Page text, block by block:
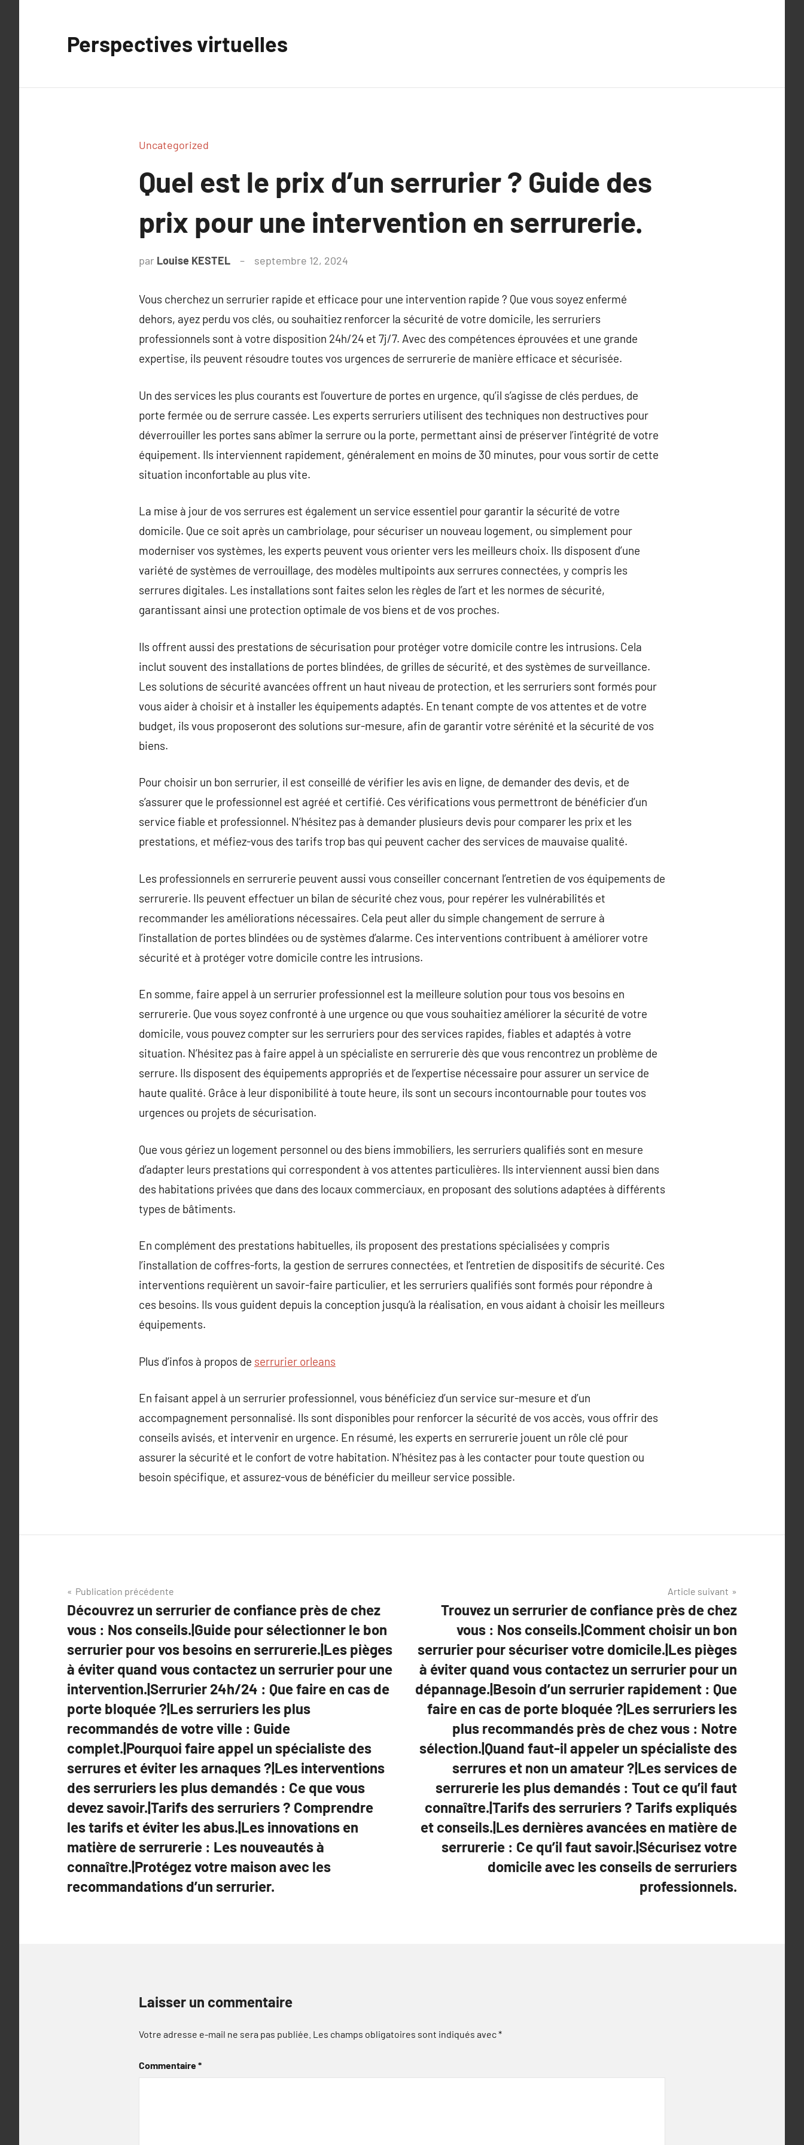
Perspectives virtuelles
Uncategorized
Quel est le prix d’un serrurier ? Guide des
prix pour une intervention en serrurerie.
par Louise KESTEL septembre 12, 2024
Vous cherchez un serrurier rapide et efficace pour une intervention rapide ? Que vous soyez enfermé
dehors, ayez perdu vos clés, ou souhaitiez renforcer la sécurité de votre domicile, les serruriers
professionnels sont à votre disposition 24h/24 et 7j/7. Avec des compétences éprouvées et une grande
expertise, ils peuvent résoudre toutes vos urgences de serrurerie de manière efficace et sécurisée.
Un des services les plus courants est l’ouverture de portes en urgence, qu’il s’agisse de clés perdues, de
porte fermée ou de serrure cassée. Les experts serruriers utilisent des techniques non destructives pour
déverrouiller les portes sans abîmer la serrure ou la porte, permettant ainsi de préserver l’intégrité de votre
équipement. Ils interviennent rapidement, généralement en moins de 30 minutes, pour vous sortir de cette
situation inconfortable au plus vite.
La mise à jour de vos serrures est également un service essentiel pour garantir la sécurité de votre
domicile. Que ce soit après un cambriolage, pour sécuriser un nouveau logement, ou simplement pour
moderniser vos systèmes, les experts peuvent vous orienter vers les meilleurs choix. Ils disposent d’une
variété de systèmes de verrouillage, des modèles multipoints aux serrures connectées, y compris les
serrures digitales. Les installations sont faites selon les règles de l’art et les normes de sécurité,
garantissant ainsi une protection optimale de vos biens et de vos proches.
Ils offrent aussi des prestations de sécurisation pour protéger votre domicile contre les intrusions. Cela
inclut souvent des installations de portes blindées, de grilles de sécurité, et des systèmes de surveillance.
Les solutions de sécurité avancées offrent un haut niveau de protection, et les serruriers sont formés pour
vous aider à choisir et à installer les équipements adaptés. En tenant compte de vos attentes et de votre
budget, ils vous proposeront des solutions sur-mesure, afin de garantir votre sérénité et la sécurité de vos
biens.
Pour choisir un bon serrurier, il est conseillé de vérifier les avis en ligne, de demander des devis, et de
s’assurer que le professionnel est agréé et certifié. Ces vérifications vous permettront de bénéficier d’un
service fiable et professionnel. N’hésitez pas à demander plusieurs devis pour comparer les prix et les
prestations, et méfiez-vous des tarifs trop bas qui peuvent cacher des services de mauvaise qualité.
Les professionnels en serrurerie peuvent aussi vous conseiller concernant l’entretien de vos équipements de
serrurerie. Ils peuvent effectuer un bilan de sécurité chez vous, pour repérer les vulnérabilités et
recommander les améliorations nécessaires. Cela peut aller du simple changement de serrure à
l’installation de portes blindées ou de systèmes d’alarme. Ces interventions contribuent à améliorer votre
sécurité et à protéger votre domicile contre les intrusions.
En somme, faire appel à un serrurier professionnel est la meilleure solution pour tous vos besoins en
serrurerie. Que vous soyez confronté à une urgence ou que vous souhaitiez améliorer la sécurité de votre
domicile, vous pouvez compter sur les serruriers pour des services rapides, fiables et adaptés à votre
situation. N’hésitez pas à faire appel à un spécialiste en serrurerie dès que vous rencontrez un problème de
serrure. Ils disposent des équipements appropriés et de l’expertise nécessaire pour assurer un service de
haute qualité. Grâce à leur disponibilité à toute heure, ils sont un secours incontournable pour toutes vos
urgences ou projets de sécurisation.
Que vous gériez un logement personnel ou des biens immobiliers, les serruriers qualifiés sont en mesure
d’adapter leurs prestations qui correspondent à vos attentes particulières. Ils interviennent aussi bien dans
des habitations privées que dans des locaux commerciaux, en proposant des solutions adaptées à différents
types de bâtiments.
En complément des prestations habituelles, ils proposent des prestations spécialisées y compris
l’installation de coffres-forts, la gestion de serrures connectées, et l’entretien de dispositifs de sécurité. Ces
interventions requièrent un savoir-faire particulier, et les serruriers qualifiés sont formés pour répondre à
ces besoins. Ils vous guident depuis la conception jusqu’à la réalisation, en vous aidant à choisir les meilleurs
équipements.
Plus d’infos à propos de serrurier orleans
En faisant appel à un serrurier professionnel, vous bénéficiez d’un service sur-mesure et d’un
accompagnement personnalisé. Ils sont disponibles pour renforcer la sécurité de vos accès, vous offrir des
conseils avisés, et intervenir en urgence. En résumé, les experts en serrurerie jouent un rôle clé pour
assurer la sécurité et le confort de votre habitation. N’hésitez pas à les contacter pour toute question ou
besoin spécifique, et assurez-vous de bénéficier du meilleur service possible.
Navigation
de
l’article
Publication précédente
Découvrez un serrurier de confiance près de chez
vous : Nos conseils.|Guide pour sélectionner le bon
serrurier pour vos besoins en serrurerie.|Les pièges
à éviter quand vous contactez un serrurier pour une
intervention.|Serrurier 24h/24 : Que faire en cas de
porte bloquée ?|Les serruriers les plus
recommandés de votre ville : Guide
complet.|Pourquoi faire appel un spécialiste des
serrures et éviter les arnaques ?|Les interventions
des serruriers les plus demandés : Ce que vous
devez savoir.|Tarifs des serruriers ? Comprendre
les tarifs et éviter les abus.|Les innovations en
matière de serrurerie : Les nouveautés à
connaître.|Protégez votre maison avec les
recommandations d’un serrurier.
Article suivant
Trouvez un serrurier de confiance près de chez
vous : Nos conseils.|Comment choisir un bon
serrurier pour sécuriser votre domicile.|Les pièges
à éviter quand vous contactez un serrurier pour un
dépannage.|Besoin d’un serrurier rapidement : Que
faire en cas de porte bloquée ?|Les serruriers les
plus recommandés près de chez vous : Notre
sélection.|Quand faut-il appeler un spécialiste des
serrures et non un amateur ?|Les services de
serrurerie les plus demandés : Tout ce qu’il faut
connaître.|Tarifs des serruriers ? Tarifs expliqués
et conseils.|Les dernières avancées en matière de
serrurerie : Ce qu’il faut savoir.|Sécurisez votre
domicile avec les conseils de serruriers
professionnels.
Laisser un commentaire
Votre adresse e-mail ne sera pas publiée. Les champs obligatoires sont indiqués avec*
Commentaire*